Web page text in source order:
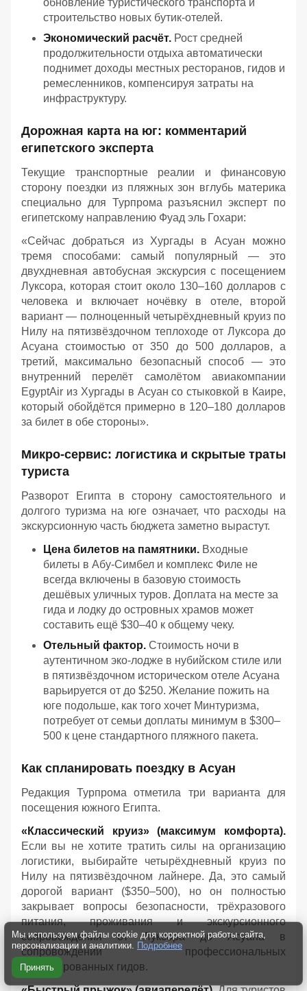
строительство новых бутик-отелей.
Экономический расчёт. Рост средней
продолжительности отдыха автоматически
поднимет доходы местных ресторанов, гидов и
ремесленников, компенсируя затраты на
инфраструктуру.
Дорожная карта на юг: комментарий
египетского эксперта
Текущие транспортные реалии и финансовую
сторону поездки из пляжных зон вглубь материка
специально для Турпрома разъяснил эксперт по
египетскому направлению Фуад эль Гохари:
«Сейчас добраться из Хургады в Асуан можно
тремя способами: самый популярный — это
двухдневная автобусная экскурсия с посещением
Луксора, которая стоит около 130–160 долларов с
человека и включает ночёвку в отеле, второй
вариант — полноценный четырёхдневный круиз по
Нилу на пятизвёздочном теплоходе от Луксора до
Асуана стоимостью от 350 до 500 долларов, а
третий, максимально безопасный способ — это
внутренний перелёт самолётом авиакомпании
EgyptAir из Хургады в Асуан со стыковкой в Каире,
который обойдётся примерно в 120–180 долларов
за билет в обе стороны».
Микро-сервис: логистика и скрытые траты
туриста
Разворот Египта в сторону самостоятельного и
долгого туризма на юге означает, что расходы на
экскурсионную часть бюджета заметно вырастут.
Цена билетов на памятники. Входные
билеты в Абу-Симбел и комплекс Филе не
всегда включены в базовую стоимость
дешёвых уличных туров. Доплата на месте за
гида и лодку до островных храмов может
составить ещё $30–40 к общему чеку.
Отельный фактор. Стоимость ночи в
аутентичном эко-лодже в нубийском стиле или
в пятизвёздочном историческом отеле Асуана
варьируется от до $250. Желание пожить на
юге подольше, как того хочет Минтуризма,
потребует от семьи доплаты минимум в $300–
500 к цене стандартного пляжного пакета.
Как спланировать поездку в Асуан
Редакция Турпрома отметила три варианта для
посещения южного Египта.
«Классический круиз» (максимум комфорта).
Если вы не хотите тратить силы на организацию
логистики, выбирайте четырёхдневный круиз по
Нилу на пятизвёздочном лайнере. Да, это самый
дорогой вариант ($350–500), но он полностью
закрывает вопросы безопасности, трёхразового
питания, проживания и экскурсионного
сопровождения от Луксора до Асуана в
сопровождении профессиональных
лицензированных гидов.
Мы используем файлы cookie для корректной работы сайта,
персонализации и аналитики. Подробнее
Принять